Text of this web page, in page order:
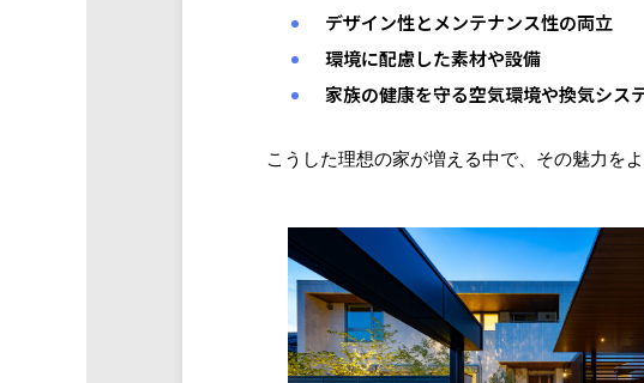
デザイン性とメンテナンス性の両立
環境に配慮した素材や設備
家族の健康を守る空気環境や換気シス
こうした理想の家が増える中で、その魅力を